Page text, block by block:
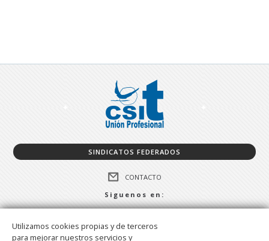
SINDICATOS FEDERADOS
CONTACTO
Siguenos en:
Utilizamos cookies propias y de terceros
para mejorar nuestros servicios y